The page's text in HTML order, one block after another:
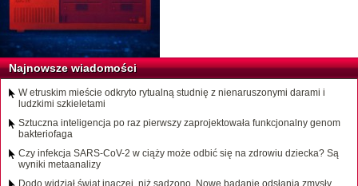
Najnowsze wiadomości
W etruskim mieście odkryto rytualną studnię z nienaruszonymi darami i
ludzkimi szkieletami
Sztuczna inteligencja po raz pierwszy zaprojektowała funkcjonalny genom
bakteriofaga
Czy infekcja SARS-CoV-2 w ciąży może odbić się na zdrowiu dziecka? Są
wyniki metaanalizy